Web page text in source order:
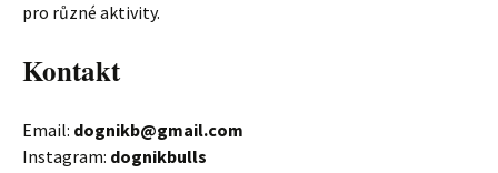
pro různé aktivity.
Kontakt
Email: dognikb@gmail.com
Instagram: dognikbulls